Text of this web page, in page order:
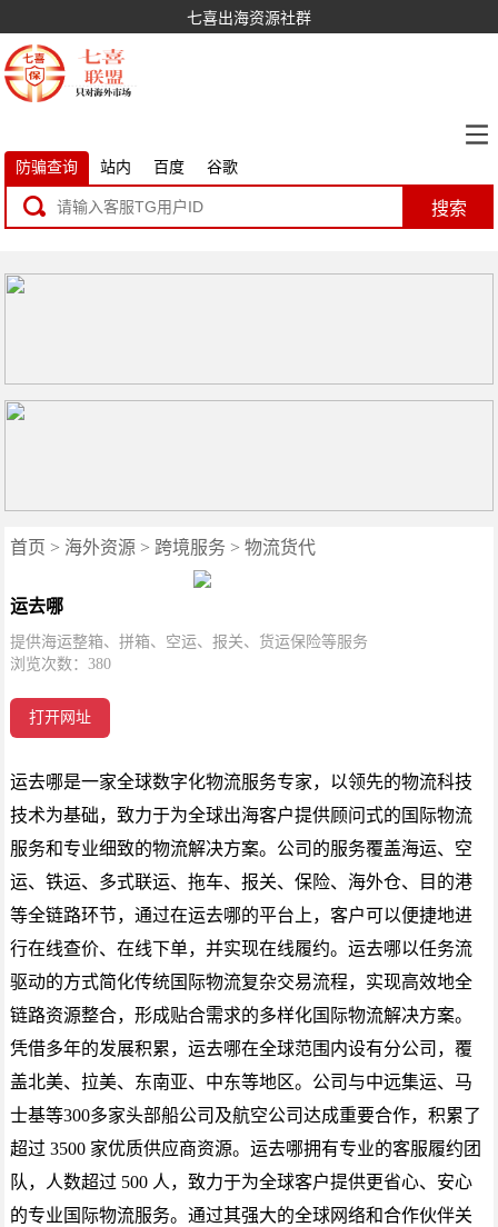
七喜出海资源社群
防骗查询 站内 百度 谷歌
搜索
首页 > 海外资源 > 跨境服务 >物流货代
运去哪
提供海运整箱、拼箱、空运、报关、货运保险等服务
浏览次数：380
打开网址
运去哪是一家全球数字化物流服务专家，以领先的物流科技
技术为基础，致力于为全球出海客户提供顾问式的国际物流
服务和专业细致的物流解决方案。公司的服务覆盖海运、空
运、铁运、多式联运、拖车、报关、保险、海外仓、目的港
等全链路环节，通过在运去哪的平台上，客户可以便捷地进
行在线查价、在线下单，并实现在线履约。运去哪以任务流
驱动的方式简化传统国际物流复杂交易流程，实现高效地全
链路资源整合，形成贴合需求的多样化国际物流解决方案。
凭借多年的发展积累，运去哪在全球范围内设有分公司，覆
盖北美、拉美、东南亚、中东等地区。公司与中远集运、马
士基等300多家头部船公司及航空公司达成重要合作，积累了
超过 3500 家优质供应商资源。运去哪拥有专业的客服履约团
队，人数超过 500 人，致力于为全球客户提供更省心、安心
的专业国际物流服务。通过其强大的全球网络和合作伙伴关